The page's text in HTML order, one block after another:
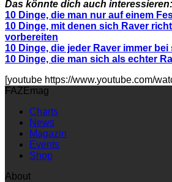
Das könnte dich auch interessieren:
10 Dinge, die man nur auf einem
10 Dinge, mit denen sich Raver
vorbereiten
10 Dinge, die jeder Raver immer bei
10 Dinge, die man sich als echter
[youtube https://www.youtube.com/
FAZEmag
Charts
News
Magazin
Events
Shop
About